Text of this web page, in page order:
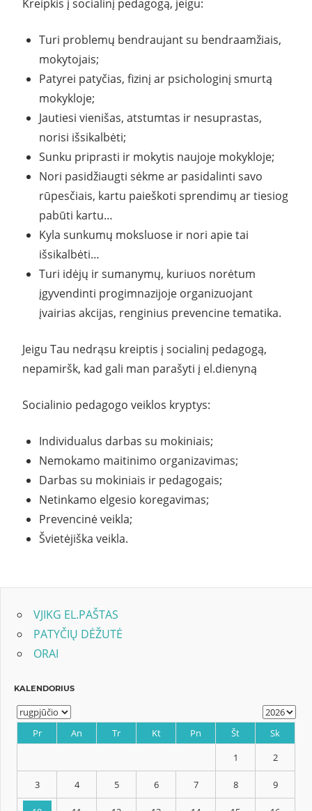
Kreipkis į socialinį pedagogą, jeigu:
Turi problemų bendraujant su bendraamžiais,
mokytojais;
Patyrei patyčias, fizinį ar psichologinį smurtą
mokykloje;
Jautiesi vienišas, atstumtas ir nesuprastas,
norisi išsikalbėti;
Sunku priprasti ir mokytis naujoje mokykloje;
Nori pasidžiaugti sėkme ar pasidalinti savo
rūpesčiais, kartu paieškoti sprendimų ar tiesiog
pabūti kartu…
Kyla sunkumų moksluose ir nori apie tai
išsikalbėti…
Turi idėjų ir sumanymų, kuriuos norėtum
įgyvendinti progimnazijoje organizuojant
įvairias akcijas, renginius prevencine tematika.
Jeigu Tau nedrąsu kreiptis į socialinį pedagogą,
nepamiršk, kad gali man parašyti į el.dienyną
Socialinio pedagogo veiklos kryptys:
Individualus darbas su mokiniais;
Nemokamo maitinimo organizavimas;
Darbas su mokiniais ir pedagogais;
Netinkamo elgesio koregavimas;
Prevencinė veikla;
Švietėjiška veikla.
VJIKG EL.PAŠTAS
PATYČIŲ DĖŽUTĖ
ORAI